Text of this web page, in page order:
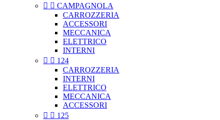
  CAMPAGNOLA
CARROZZERIA
ACCESSORI
MECCANICA
ELETTRICO
INTERNI
  124
CARROZZERIA
INTERNI
ELETTRICO
MECCANICA
ACCESSORI
  125